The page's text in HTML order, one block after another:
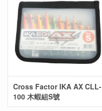
Cross Factor IKA AX CLL-
100 木蝦組S號